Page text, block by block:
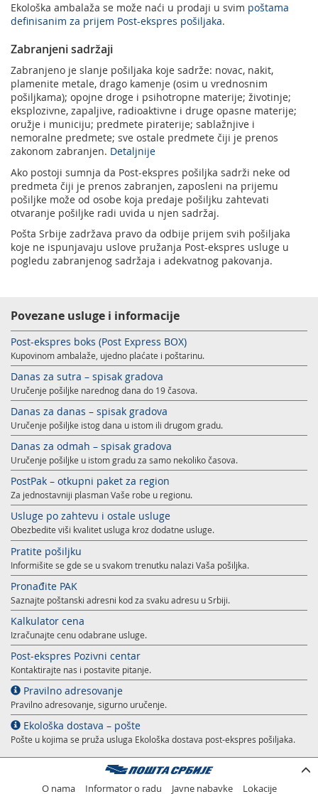
Ekološka ambalaža se može naći u prodaji u svim poštama
definisanim za prijem Post-ekspres pošiljaka.
Zabranjeni sadržaji
Zabranjeno je slanje pošiljaka koje sadrže: novac, nakit,
plamenite metale, drago kamenje (osim u vrednosnim
pošiljkama); opojne droge i psihotropne materije; životinje;
eksplozivne, zapaljive, radioaktivne i druge opasne materije;
oružje i municiju; predmete piraterije; sablažnjive i
nemoralne predmete; sve ostale predmete čiji je prenos
zakonom zabranjen. Detaljnije
Ako postoji sumnja da Post-ekspres pošiljka sadrži neke od
predmeta čiji je prenos zabranjen, zaposleni na prijemu
pošiljke može od osobe koja predaje pošiljku zahtevati
otvaranje pošiljke radi uvida u njen sadržaj.
Pošta Srbije zadržava pravo da odbije prijem svih pošiljaka
koje ne ispunjavaju uslove pružanja Post-ekspres usluge u
pogledu zabranjenog sadržaja i adekvatnog pakovanja.
Povezane usluge i informacije
Post-ekspres boks (Post Express BOX)
Kupovinom ambalaže, ujedno plaćate i poštarinu.
Danas za sutra – spisak gradova
Uručenje pošiljke narednog dana do 19 časova.
Danas za danas – spisak gradova
Uručenje pošiljke istog dana u istom ili drugom gradu.
Danas za odmah – spisak gradova
Uručenje pošiljke u istom gradu za samo nekoliko časova.
PostPak – otkupni paket za region
Za jednostavniji plasman Vaše robe u regionu.
Usluge po zahtevu i ostale usluge
Obezbedite viši kvalitet usluga kroz dodatne usluge.
Pratite pošiljku
Informišite se gde se u svakom trenutku nalazi Vaša pošiljka.
Pronađite PAK
Saznajte poštanski adresni kod za svaku adresu u Srbiji.
Kalkulator cena
Izračunajte cenu odabrane usluge.
Post-ekspres Pozivni centar
Kontaktirajte nas i postavite pitanje.
Pravilno adresovanje
Pravilno adresovanje, sigurno uručenje.
Ekološka dostava – pošte
Pošte u kojima se pruža usluga Ekološka dostava post-ekspres pošiljaka.
O nama Informator o radu Javne nabavke Lokacije